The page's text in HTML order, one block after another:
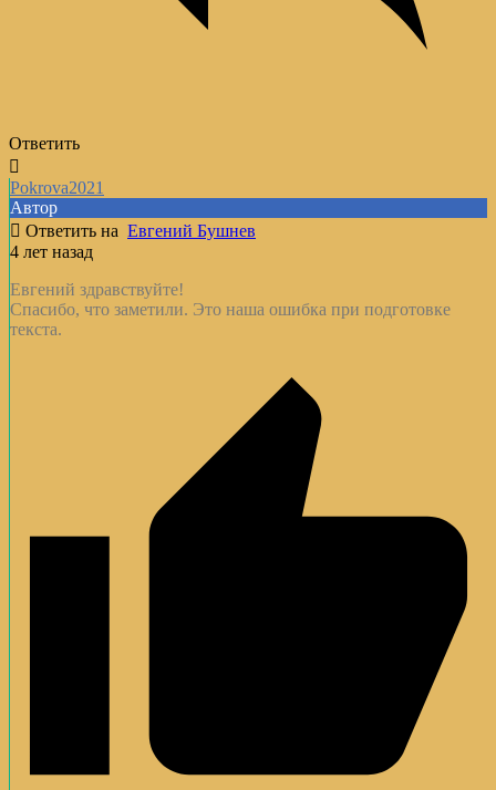
Ответить
Pokrova2021
Автор
Ответить на Евгений Бушнев
4 лет назад
Евгений здравствуйте!
Спасибо, что заметили. Это наша ошибка при подготовке
текста.